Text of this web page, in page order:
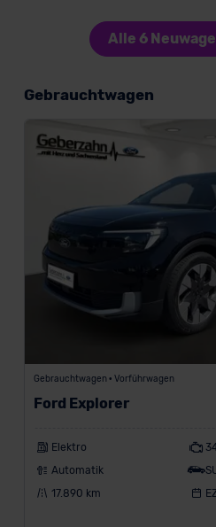
Alle 6
Gebrauchtwagen
Gebrauchtwagen • Vorführwagen
Ford Explorer
Elektro
Automatik
17.890 km